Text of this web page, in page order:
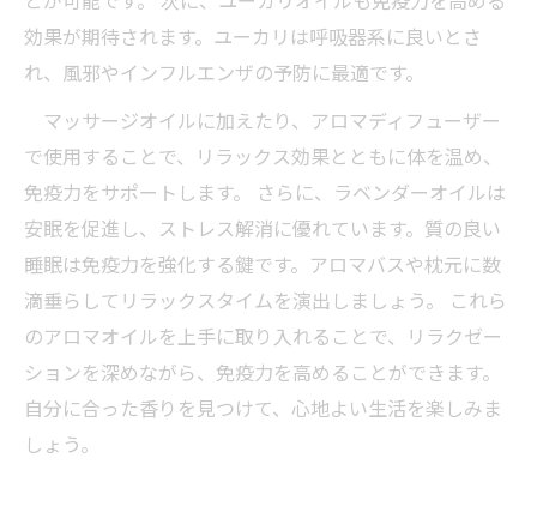
効果が期待されます。ユーカリは呼吸器系に良いとさ
れ、風邪やインフルエンザの予防に最適です。
マッサージオイルに加えたり、アロマディフューザー
で使用することで、リラックス効果とともに体を温め、
免疫力をサポートします。 さらに、ラベンダーオイルは
安眠を促進し、ストレス解消に優れています。質の良い
睡眠は免疫力を強化する鍵です。アロマバスや枕元に数
滴垂らしてリラックスタイムを演出しましょう。 これら
のアロマオイルを上手に取り入れることで、リラクゼー
ションを深めながら、免疫力を高めることができます。
自分に合った香りを見つけて、心地よい生活を楽しみま
しょう。